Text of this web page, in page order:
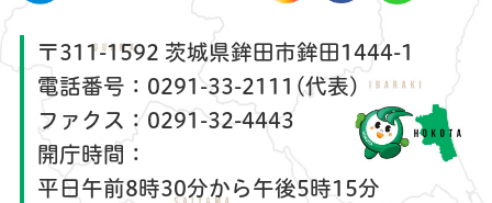
〒311-1592 茨城県鉾田市鉾田1444-1
電話番号： 0291-33-2111(代表)
ファクス： 0291-32-4443
開庁時間：
平日午前8時30分から午後5時15分